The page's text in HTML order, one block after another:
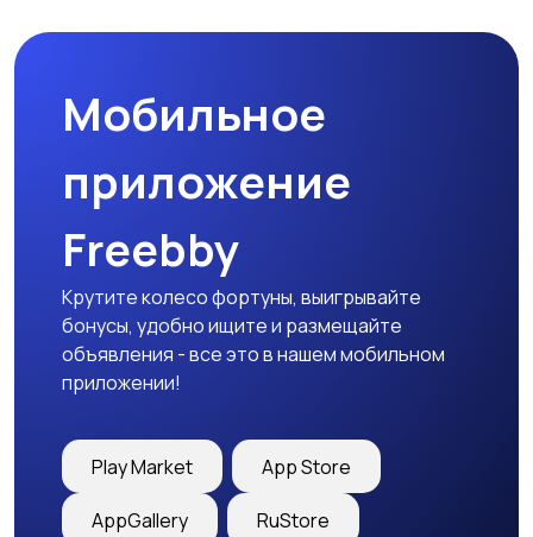
Мобильное
приложение
Freebby
Крутите колесо фортуны, выигрывайте
бонусы, удобно ищите и размещайте
объявления - все это в нашем мобильном
приложении!
Play Market App Store
AppGallery RuStore